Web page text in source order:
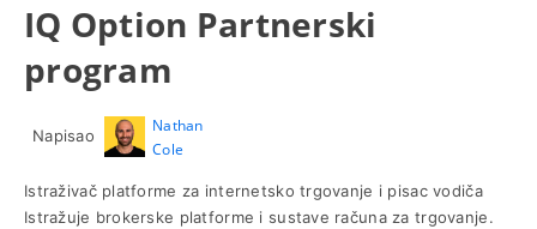
IQ Option Partnerski
program
Napisao
Nathan
Cole
Istraživač platforme za internetsko trgovanje i pisac vodiča
Istražuje brokerske platforme i sustave računa za trgovanje.